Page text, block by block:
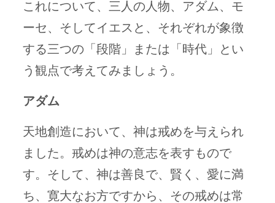
これについて、三人の人物、アダム、モ
ーセ、そしてイエスと、それぞれが象徴
する三つの「段階」または「時代」とい
う観点で考えてみましょう。
アダム
天地創造において、神は戒めを与えられ
ました。戒めは神の意志を表すもので
す。そして、神は善良で、賢く、愛に満
ち、寛大なお方ですから、その戒めは常